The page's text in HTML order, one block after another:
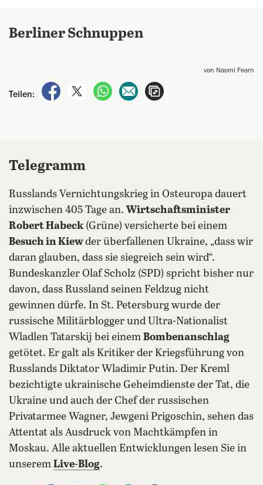
Berliner Schnuppen
von Naomi Fearn
Teilen:
auf Facebook teilen
auf X teilenper WhatsApp teilen
per E-Mail teilen
Telegramm
Russlands Vernichtungskrieg in Osteuropa dauert
inzwischen 405 Tage an. Wirtschaftsminister
Robert Habeck(Grüne) versicherte bei einem
Besuch in Kiewder überfallenen Ukraine, „dass wir
daran glauben, dass sie siegreich sein wird“.
Bundeskanzler Olaf Scholz (SPD) spricht bisher nur
davon, dass Russland seinen Feldzug nicht
gewinnen dürfe. In St. Petersburg wurde der
russische Militärblogger und Ultra-Nationalist
Wladlen Tatarskij bei einem Bombenanschlag
getötet. Er galt als Kritiker der Kriegsführung von
Russlands Diktator Wladimir Putin. Der Kreml
bezichtigte ukrainische Geheimdienste der Tat, die
Ukraine und auch der Chef der russischen
Privatarmee Wagner, Jewgeni Prigoschin, sehen das
Attentat als Ausdruck von Machtkämpfen in
Moskau. Alle aktuellen Entwicklungen lesen Sie in
unserem Live-Blog.